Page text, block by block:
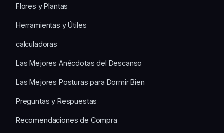
Flores y Plantas
Herramientas y Útiles
calculadoras
Las Mejores Anécdotas del Descanso
Las Mejores Posturas para Dormir Bien
Preguntas y Respuestas
Recomendaciones de Compra